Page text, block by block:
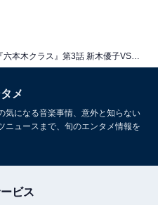
ながらも、信念を胸に改
んでて適度に爽快感を感
メ
気になる音楽事情、意外と知らない
ニュースまで、旬のエンタメ情報を
ビス